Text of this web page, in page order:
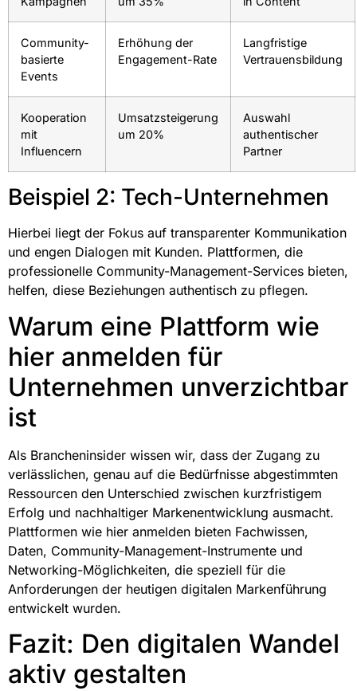
Community-
basierte
Events
Erhöhung der
Engagement-Rate
Langfristige
Vertrauensbildung
Kooperation
mit
Influencern
Umsatzsteigerung
um 20%
Auswahl
authentischer
Partner
Beispiel 2: Tech-Unternehmen
Hierbei liegt der Fokus auf transparenter Kommunikation
und engen Dialogen mit Kunden. Plattformen, die
professionelle Community-Management-Services bieten,
helfen, diese Beziehungen authentisch zu pflegen.
Warum eine Plattform wie
hier anmelden für
Unternehmen unverzichtbar
ist
Als Brancheninsider wissen wir, dass der Zugang zu
verlässlichen, genau auf die Bedürfnisse abgestimmten
Ressourcen den Unterschied zwischen kurzfristigem
Erfolg und nachhaltiger Markenentwicklung ausmacht.
Plattformen wie hier anmelden bieten Fachwissen,
Daten, Community-Management-Instrumente und
Networking-Möglichkeiten, die speziell für die
Anforderungen der heutigen digitalen Markenführung
entwickelt wurden.
Fazit: Den digitalen Wandel
aktiv gestalten